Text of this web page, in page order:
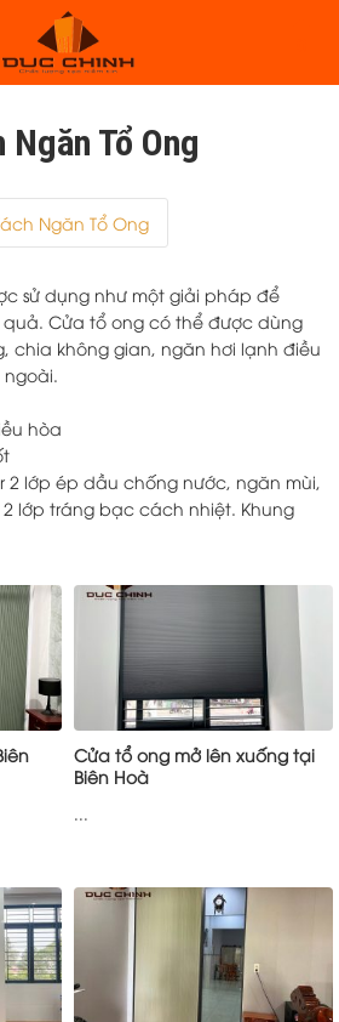
Ngăn Tổ Ong
Ngăn Tổ Ong
sử dụng như một giải pháp để
Cửa tổ ong có thể được dùng
chia không gian, ngăn hơi lạnh điều
hòa
2 lớp ép dầu chống nước, ngăn mùi,
lớp tráng bạc cách nhiệt. Khung
Cửa tổ ong mở lên xuống tại
Biên Hoà
...